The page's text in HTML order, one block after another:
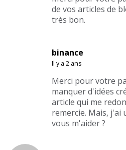
de vos articles de
très bon.
binance
Il y a 2 ans
Merci pour votre
manquer d'idées
article qui me
remercie. Mais, j'ai
vous m'aider ?